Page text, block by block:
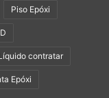
Piso Epóxi
contratar
Epóxi